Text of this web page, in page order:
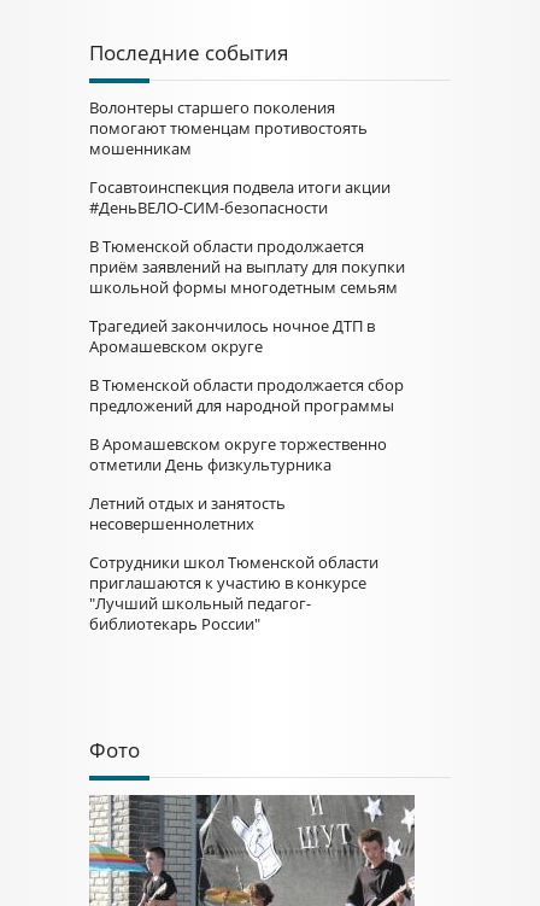
Последние события
Волонтеры старшего поколения
помогают тюменцам противостоять
мошенникам
Госавтоинспекция подвела итоги акции
#ДеньВЕЛО-СИМ-безопасности
В Тюменской области продолжается
приём заявлений на выплату для покупки
школьной формы многодетным семьям
Трагедией закончилось ночное ДТП в
Аромашевском округе
В Тюменской области продолжается сбор
предложений для народной программы
В Аромашевском округе торжественно
отметили День физкультурника
Летний отдых и занятость
несовершеннолетних
Сотрудники школ Тюменской области
приглашаются к участию в конкурсе
"Лучший школьный педагог-
библиотекарь России"
Фото